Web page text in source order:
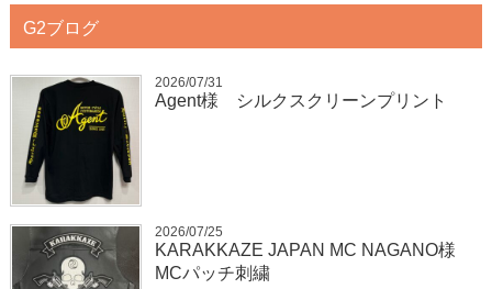
G2ブログ
2026/07/31
Agent様 シルクスクリーンプリント
2026/07/25
KARAKKAZE JAPAN MC NAGANO様
MCパッチ刺繍